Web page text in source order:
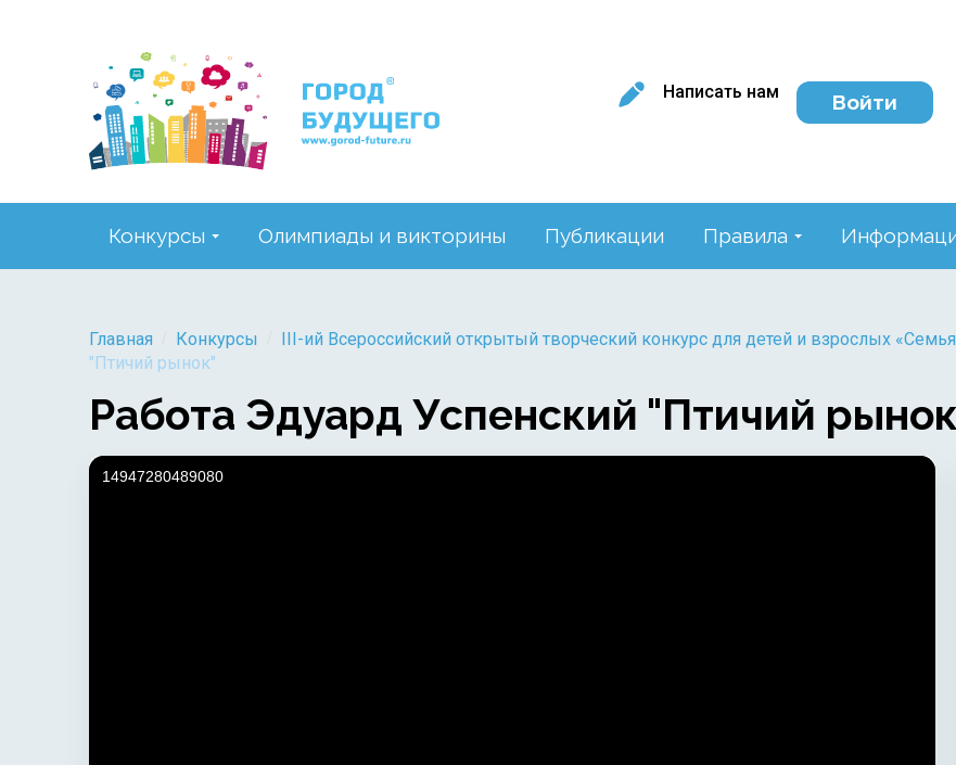
Написать нам Войти
Конкурсы Олимпиады и викторины Публикации Правила
Главная Конкурсы III-ий Всероссийский открытый творческий конкурс для детей и взрослых
"Птичий рынок"
Работа Эдуард Успенский "Птичий